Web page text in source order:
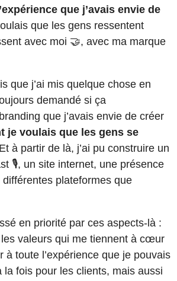
que j’avais envie de
que les gens ressentent
avec moi 🤝, avec ma marque
que j’ai mis quelque chose en
demandé si ça
que j’avais envie de créer
je voulais que les gens se
à partir de là, j’ai pu construire un
🎙️, un site internet, une présence
plateformes que
en priorité par ces aspects-là :
les valeurs qui me tiennent à cœur
à toute l’expérience que je pouvais
la fois pour les clients, mais aussi